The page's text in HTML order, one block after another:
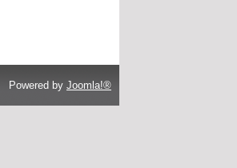
Powered by Joomla!®